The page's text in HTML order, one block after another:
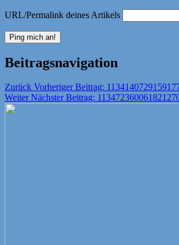
URL/Permalink deines Artikels
Beitragsnavigation
Zurück Vorheriger Beitrag:
Weiter Nächster Beitrag: